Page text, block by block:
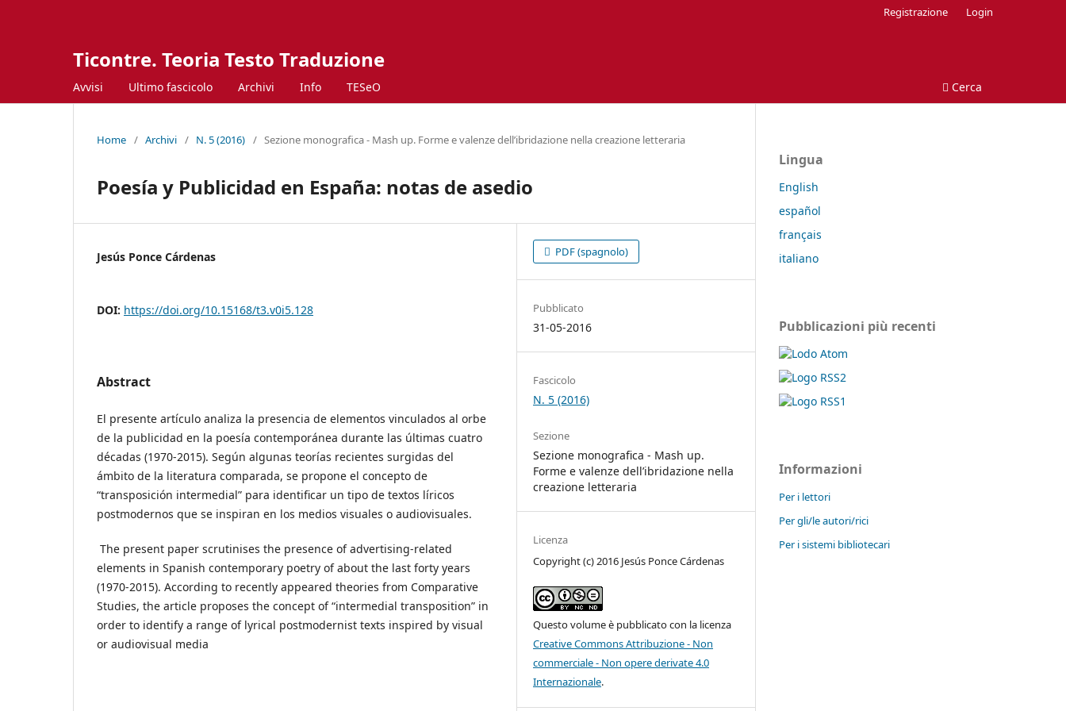
Ticontre. Teoria Testo Traduzione
Avvisi Ultimo fascicolo Archivi Info TESeO Cerca
Registrazione Login
Home / Archivi / N. 5 (2016) / Sezione monografica - Mash up. Forme e valenze dell’ibridazione nella creazione letteraria
Poesía y Publicidad en España: notas de asedio
Jesús Ponce Cárdenas
DOI: https://doi.org/10.15168/t3.v0i5.128
Abstract
El presente artículo analiza la presencia de elementos vinculados al orbe
de la publicidad en la poesía contemporánea durante las últimas cuatro
décadas (1970-2015). Según algunas teorías recientes surgidas del
ámbito de la literatura comparada, se propone el concepto de
“transposición intermedial” para identificar un tipo de textos líricos
postmodernos que se inspiran en los medios visuales o audiovisuales.
The present paper scrutinises the presence of advertising-related
elements in Spanish contemporary poetry of about the last forty years
(1970-2015). According to recently appeared theories from Comparative
Studies, the article proposes the concept of “intermedial transposition” in
order to identify a range of lyrical postmodernist texts inspired by visual
or audiovisual media
PDF (spagnolo)
Pubblicato
31-05-2016
Fascicolo
N. 5 (2016)
Sezione
Sezione monografica - Mash up.
Forme e valenze dell’ibridazione nella
creazione letteraria
Licenza
Copyright (c) 2016 Jesús Ponce Cárdenas
Questo volume è pubblicato con la licenza
Creative Commons Attribuzione - Non
commerciale - Non opere derivate 4.0
Internazionale.
Lingua
English
español
français
italiano
Pubblicazioni più recenti
Informazioni
Per i lettori
Per gli/le autori/rici
Per i sistemi bibliotecari